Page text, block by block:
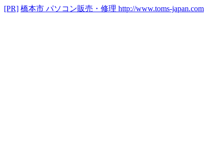
[PR] 橋本市 パソコン販売・修理 http://www.toms-japan.com